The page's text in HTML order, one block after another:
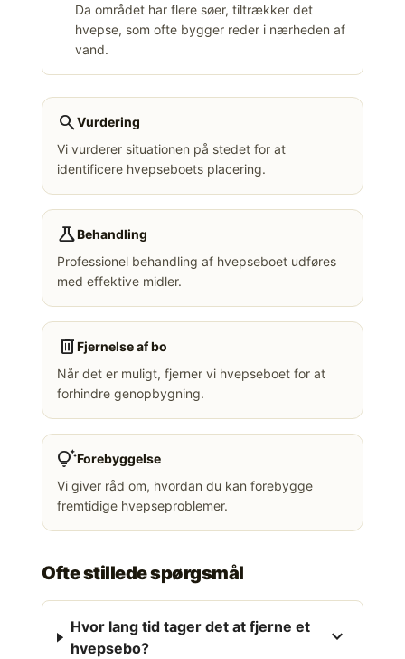
Da området har flere søer, tiltrækker det
hvepse, som ofte bygger reder i nærheden af
vand.
searchVurdering
Vi vurderer situationen på stedet for at
identificere hvepseboets placering.
scienceBehandling
Professionel behandling af hvepseboet udføres
med effektive midler.
deleteFjernelse af bo
Når det er muligt, fjerner vi hvepseboet for at
forhindre genopbygning.
tips_and_updatesForebyggelse
Vi giver råd om, hvordan du kan forebygge
fremtidige hvepseproblemer.
Ofte stillede spørgsmål
Hvor lang tid tager det at fjerne et
hvepsebo?
expand_more